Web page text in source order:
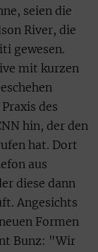
seien die
River, die
gewesen.
mit kurzen
des
hin, der den
hat. Dort
aus
diese dann
Angesichts
Formen
Bunz: "Wir